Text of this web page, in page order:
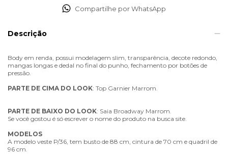
Compartilhe por WhatsApp
Descrição
Body em renda, possui modelagem slim, transparência, decote redondo,
mangas longas e dedal no final do punho, fechamento por botões de
pressão.
PARTE DE CIMA DO LOOK: Top Garnier Marrom.
PARTE DE BAIXO DO LOOK: Saia Broadway Marrom.
Se você gostou é só escrever o nome do produto na busca site.
MODELOS
A modelo veste P/36, tem busto de 88 cm, cintura de 70 cm e quadril de
96 cm.